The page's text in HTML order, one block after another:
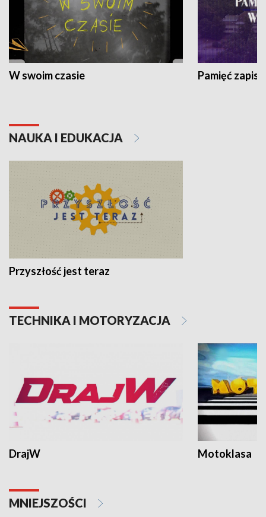
W swoim czasie Pamięć
NAUKA I EDUKACJA
Przyszłość jest teraz
TECHNIKA I MOTORYZACJA
DrajW Motoklasa
MNIEJSZOŚCI